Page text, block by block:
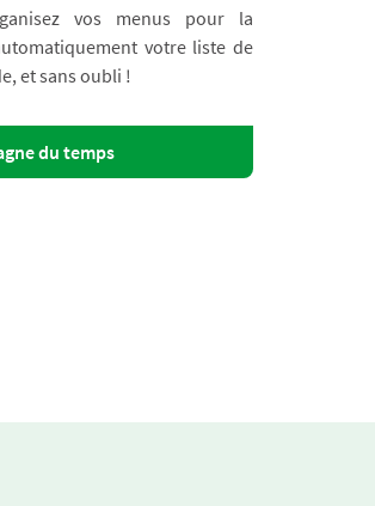
vos menus pour la
votre liste de
et sans oubli !
du temps